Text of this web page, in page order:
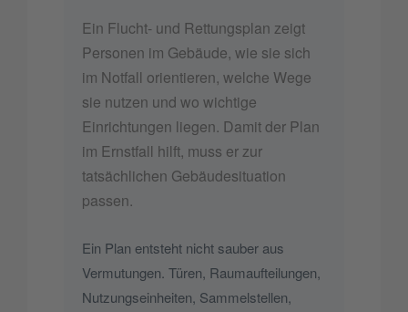
Ein Flucht- und Rettungsplan zeigt
Personen im Gebäude, wie sie sich
im Notfall orientieren, welche Wege
sie nutzen und wo wichtige
Einrichtungen liegen. Damit der Plan
im Ernstfall hilft, muss er zur
tatsächlichen Gebäudesituation
passen.
Ein Plan entsteht nicht sauber aus
Vermutungen. Türen, Raumaufteilungen,
Nutzungseinheiten, Sammelstellen,